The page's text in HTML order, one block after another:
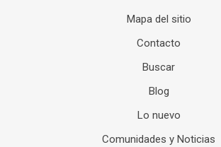
Mapa del sitio
Contacto
Buscar
Blog
Lo nuevo
Comunidades y Noticias